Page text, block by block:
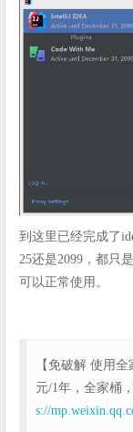
到这里已经完成了
25还是2099，都只
可以正常使用。
【免破解 使用
元/1年，全家桶
s://